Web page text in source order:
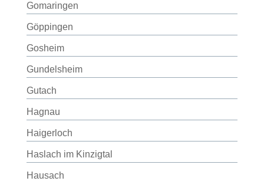
Gomaringen
Göppingen
Gosheim
Gundelsheim
Gutach
Hagnau
Haigerloch
Haslach im Kinzigtal
Hausach